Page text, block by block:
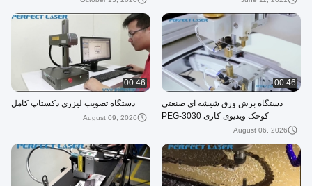
00:46
دستگاه برش ورق شیشه ای صنعتی
کوچک ویدیوی کاری PEG-3030
August 06, 2026
00:46
دستگاه تصويب ليزري دكستاپ کامل
August 09, 2026